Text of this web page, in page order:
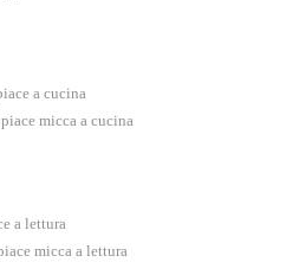
a cucina
micca a cucina
a lettura
micca a lettura